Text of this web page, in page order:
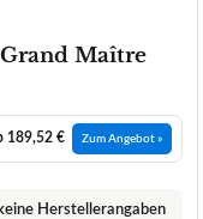
Maître
189,52 € Zum Angebot »
keine Herstellerangaben